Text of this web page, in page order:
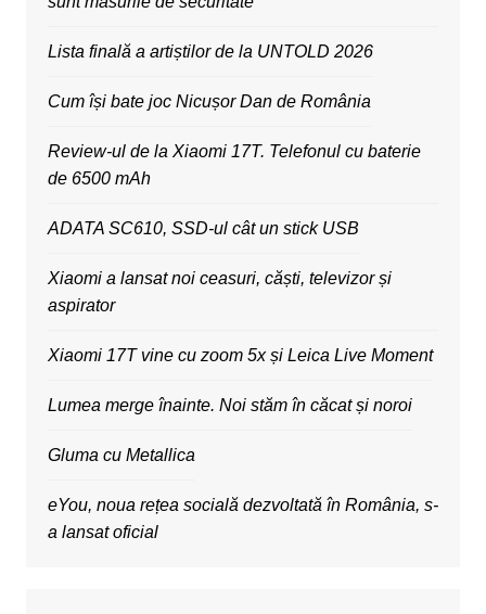
Lista finală a artiștilor de la UNTOLD 2026
Cum își bate joc Nicușor Dan de România
Review-ul de la Xiaomi 17T. Telefonul cu baterie
de 6500 mAh
ADATA SC610, SSD-ul cât un stick USB
Xiaomi a lansat noi ceasuri, căști, televizor și
aspirator
Xiaomi 17T vine cu zoom 5x și Leica Live Moment
Lumea merge înainte. Noi stăm în căcat și noroi
Gluma cu Metallica
eYou, noua rețea socială dezvoltată în România, s-
a lansat oficial